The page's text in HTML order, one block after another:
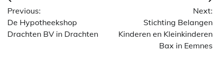
Previous:
De Hypotheekshop
Drachten BV in Drachten
Next:
Stichting Belangen
Kinderen en Kleinkinderen
Bax in Eemnes